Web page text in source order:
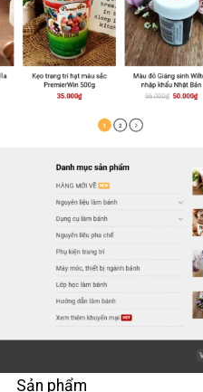
Sản phẩm